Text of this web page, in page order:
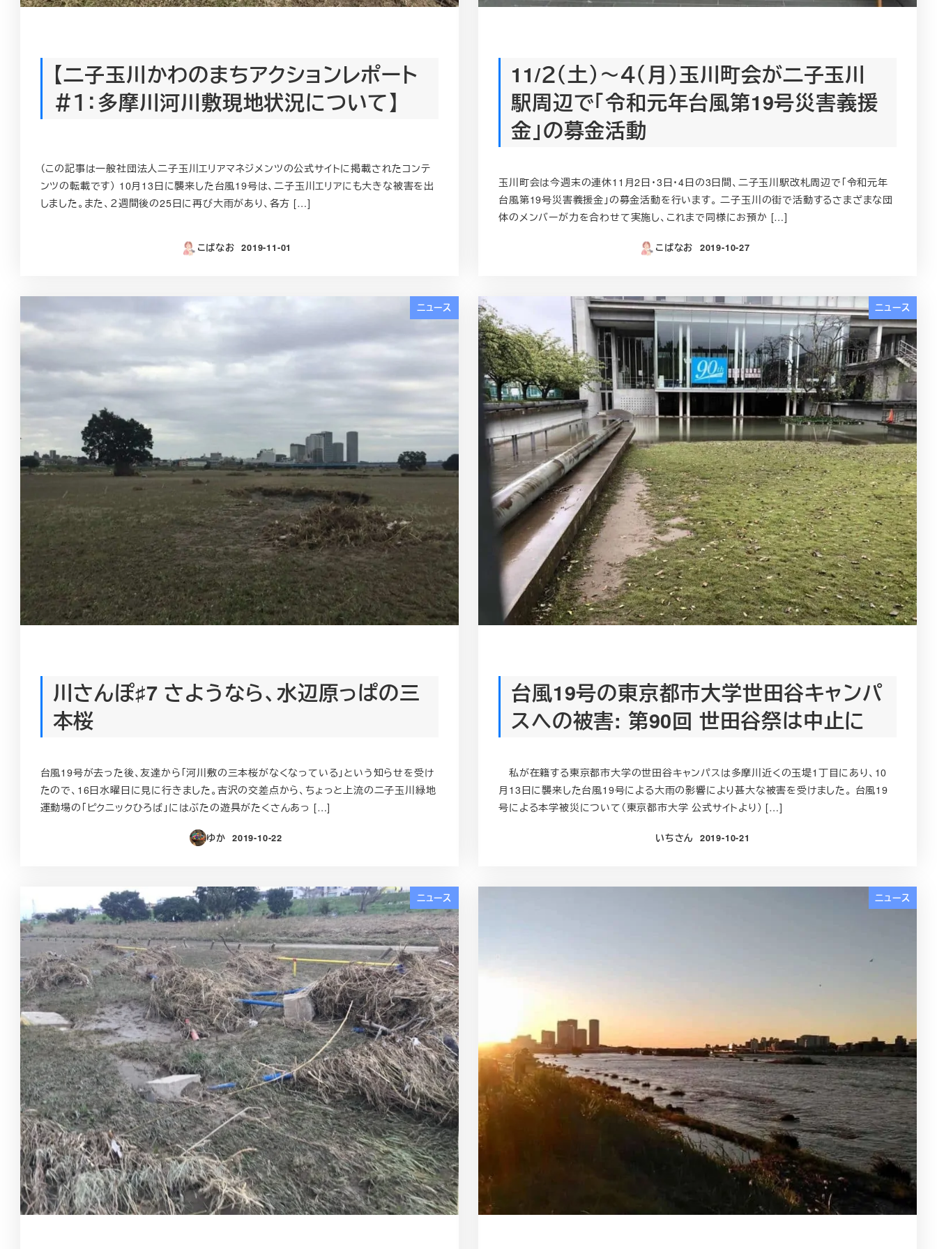
【二子玉川かわのまちアクションレポート
＃１：多摩川河川敷現地状況について】
（この記事は一般社団法人二子玉川エリアマネジメンツの公式サイトに掲載されたコンテ
ンツの転載です） 10月13日に襲来した台風19号は、二子玉川エリアにも大きな被害を出
しました。また、２週間後の25日に再び大雨があり、各方 […]
こばなお
投稿日
2019-11-01
11/２（土）～４（月）玉川町会が二子玉川
駅周辺で「令和元年台風第19号災害義援
金」の募金活動
玉川町会は今週末の連休11月2日・3日・4日の3日間、二子玉川駅改札周辺で「令和元年
台風第19号災害義援金」の募金活動を行います。 二子玉川の街で活動するさまざまな団
体のメンバーが力を合わせて実施し、これまで同様にお預か […]
こばなお
投稿日
2019-10-27
ニュース
川さんぽ♯7 さようなら、水辺原っぱの三
本桜
台風19号が去った後、友達から「河川敷の三本桜がなくなっている」という知らせを受け
たので、16日水曜日に見に行きました。吉沢の交差点から、ちょっと上流の二子玉川緑地
運動場の「ピクニックひろば」にはぶたの遊具がたくさんあっ […]
ゆか
投稿日
2019-10-22
ニュース
台風19号の東京都市大学世田谷キャンパ
スへの被害: 第90回 世田谷祭は中止に
私が在籍する東京都市大学の世田谷キャンパスは多摩川近くの玉堤1丁目にあり、10
月13日に襲来した台風19号による大雨の影響により甚大な被害を受けました。 台風19
号による本学被災について（東京都市大学 公式サイトより） […]
いちさん
投稿日
2019-10-21
ニュース ニュース